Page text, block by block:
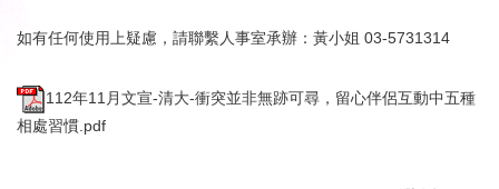
如有任何使用上疑慮，請聯繫人事室承辦：黃小姐 03-5731314
112年11月文宣-清大-衝突並非無跡可尋，留心伴侶互動中五種
相處習慣.pdf